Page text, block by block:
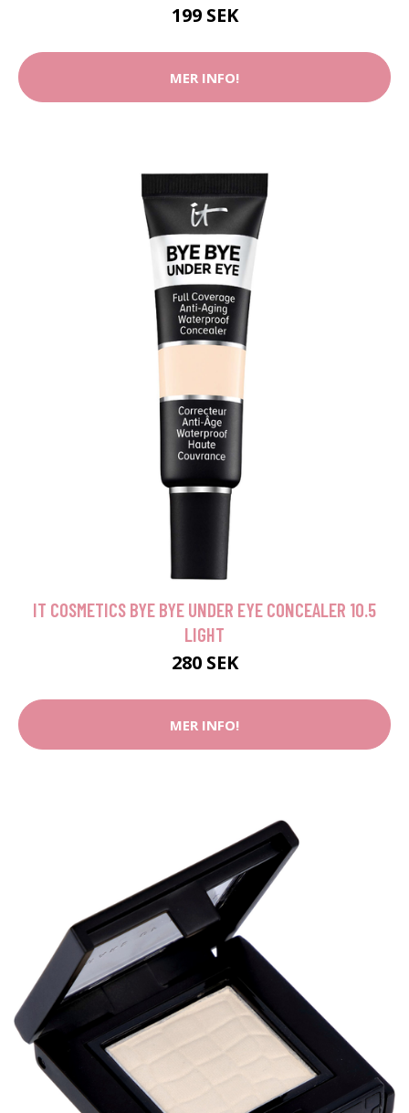
199 SEK
MER INFO!
IT COSMETICS BYE BYE UNDER EYE CONCEALER 10.5
LIGHT
280 SEK
MER INFO!